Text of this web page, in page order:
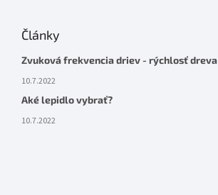
Články
Zvuková frekvencia driev - rýchlosť dreva
10.7.2022
Aké lepidlo vybrať?
10.7.2022